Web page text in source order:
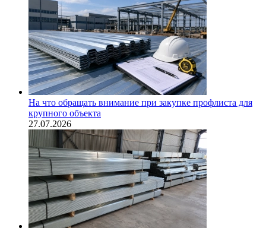
На что обращать внимание при закупке профлиста для
крупного объекта
27.07.2026